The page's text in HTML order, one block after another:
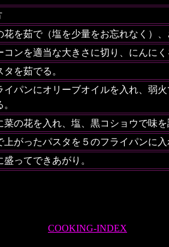
花を茹で（塩を少量をお忘れなく）
コンを適当な大きさに切り、にんに
タを茹でる。
イパンにオリーブオイルを入れ、弱
菜の花を入れ、塩、黒コショウで味
上がったパスタを５のフライパンに
盛ってできあがり。
COOKING-INDEX